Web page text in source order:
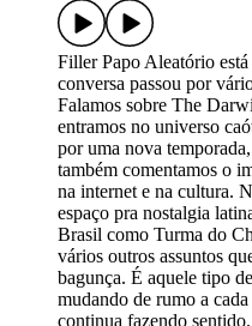
Filler Papo Aleatório
conversa passou por
Falamos sobre The
entramos no universo
por uma nova
também comentamos o
na internet e na cultura.
espaço pra nostalgia
Brasil como Turma do
vários outros assuntos
bagunça. É aquele tipo
mudando de rumo a
continua fazendo